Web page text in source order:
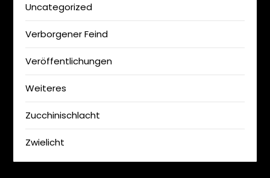
Uncategorized
Verborgener Feind
Veröffentlichungen
Weiteres
Zucchinischlacht
Zwielicht